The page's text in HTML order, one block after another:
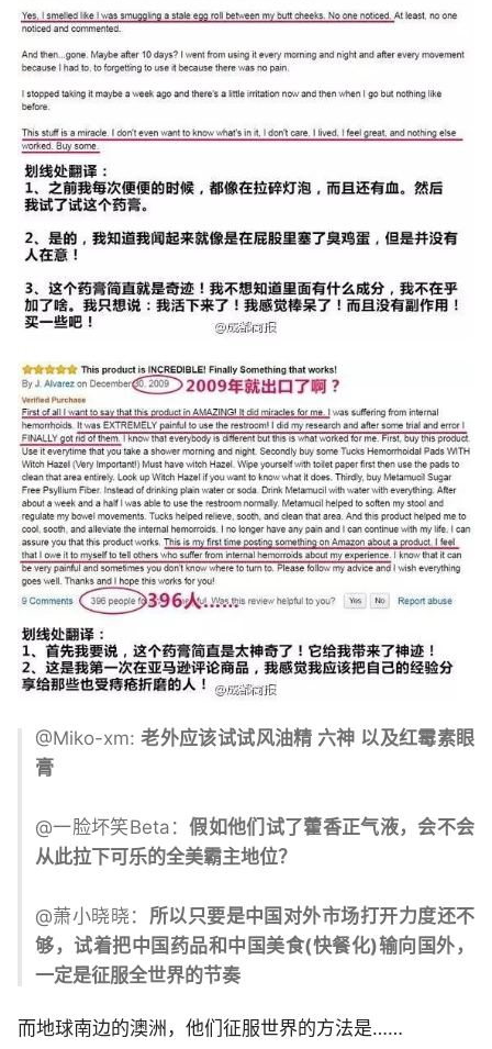
@Miko-xm:老外应该试试风油精 六神 以及红霉素眼
膏
@一脸坏笑Beta：假如他们试了藿香正气液，会不会
从此拉下可乐的全美霸主地位？
@萧小晓晓： 所以只要是中国对外市场打开力度还不
够，试着把中国药品和中国美食(快餐化)输向国外，
一定是征服全世界的节奏
而地球南边的澳洲，他们征服世界的方法是……